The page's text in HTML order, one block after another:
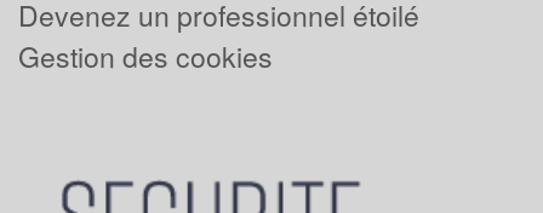
Devenez un professionnel étoilé
Gestion des cookies